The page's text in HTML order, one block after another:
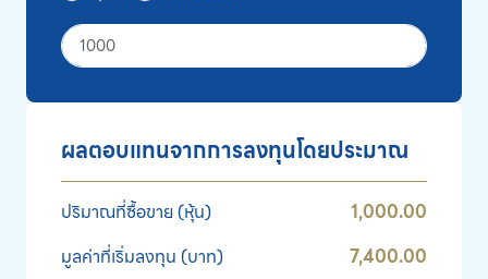
ไปที่หน้าหลัก
ผลตอบแทนจากการลงทุนโดยประมาณ
ปริมาณที่ซื้อขาย (หุ้น)
1,000.00
มูลค่าที่เริ่มลงทุน (บาท)
7,400.00